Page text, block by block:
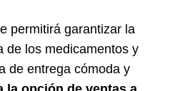
permitirá garantizar la
de los medicamentos y
de entrega cómoda y